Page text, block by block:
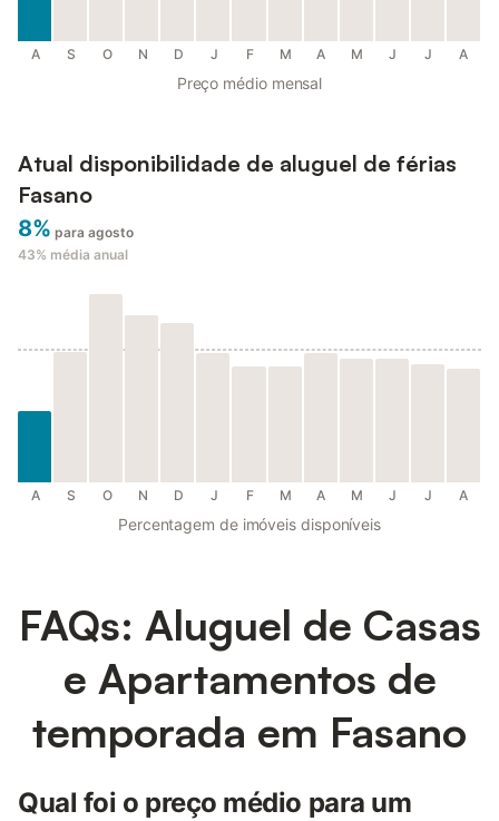
A S O N D J F M A M J J A
Preço médio mensal
Atual disponibilidade de aluguel de férias
Fasano
8% para agosto
43% média anual
A S O N D J F M A M J J A
Percentagem de imóveis disponíveis
FAQs: Aluguel de Casas
e Apartamentos de
temporada em Fasano
Qual foi o preço médio para um